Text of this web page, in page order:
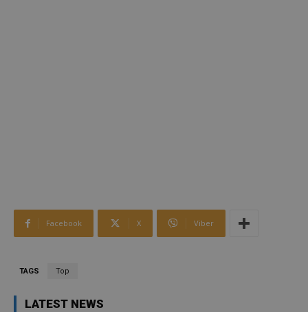
Facebook X Viber
TAGS Top
LATEST NEWS